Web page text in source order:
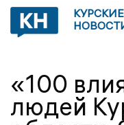
КУРСКИЕ
«100
людей